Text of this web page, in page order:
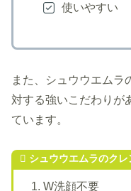
使いやすい
また、シュウウエムラ
対する強いこだわりが
ています。
シュウウエムラのク
W洗顔不要